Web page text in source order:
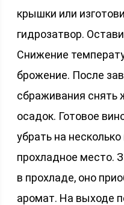
крышки или
гидрозатвор.
Снижение
брожение. После
сбраживания снять
осадок. Готовое
убрать на
прохладное место.
в прохладе, оно
аромат. На выходе